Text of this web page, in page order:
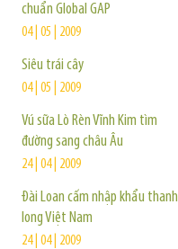
chuẩn Global GAP
04 | 05 | 2009
Siêu trái cây
04 | 05 | 2009
Vú sữa Lò Rèn Vĩnh Kim tìm
đường sang châu Âu
24 | 04 | 2009
Đài Loan cấm nhập khẩu thanh
long Việt Nam
24 | 04 | 2009